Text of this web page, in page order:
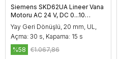
Siemens SKD62UA Lineer Vana
Motoru AC 24 V, DC 0...10
V/4...20 mA, Oransal Kontrol,
1000 N
Yay Geri Dönüşlü, 20 mm, UL,
Açma: 30 s, Kapama: 15 s
%58 €1.067,86